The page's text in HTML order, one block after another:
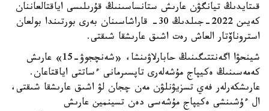
قىتايدىڭ تيانگۋن عارىش ستانساسىنىڭ قۇرىلىسى اياقتالعاننان
كەيىن 2022-جىلدىڭ 30- قاراشاسىنان بەرى بورتىندا بولعان
استروناۆتار العاش رەت اشىق عارىشقا شىقتى.
شينحۋا اگەنتتىگىنىڭ حابارلاۋىنشا، «شەنچجوۋ-15» عارىش
كەمەسىنىڭ ەكيپاج مۇشەلەرى تاپسىرمانى ءساتتى اياقتاعان.
عارىشكەرلەر فەي تسزيۋنلۋن مەن چجان لۋ اشىق عارىشقا شىقتى،
ال ءۇشىنشى ەكيپاج مۇشەسى دەن تسينمين عارىش